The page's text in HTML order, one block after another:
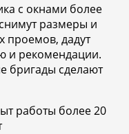
с окнами более
размеры и
проемов, дадут
и рекомендации.
бригады сделают
работы более 20